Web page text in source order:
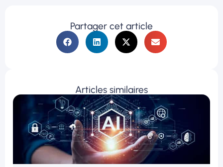
Partager cet article
Articles similaires